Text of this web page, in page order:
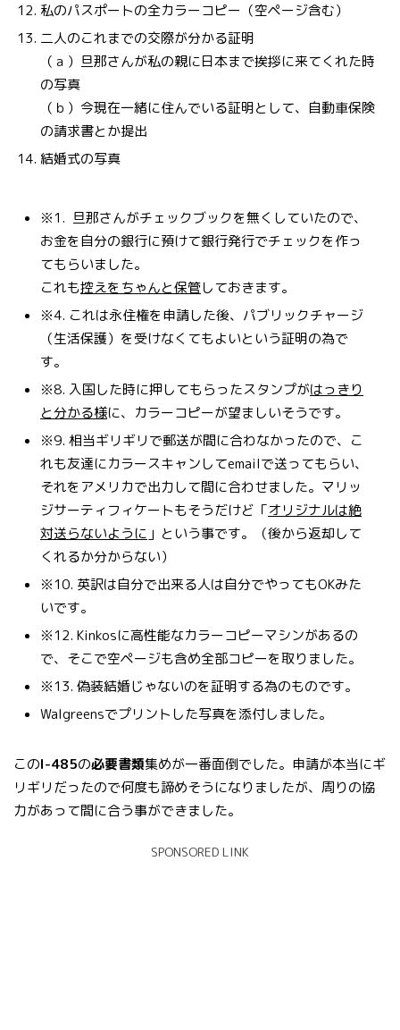
私のパスポートの全カラーコピー（空ページ含む）
二人のこれまでの交際が分かる証明
（ａ）旦那さんが私の親に日本まで挨拶に来てくれた時
の写真
（ｂ）今現在一緒に住んでいる証明として、自動車保険
の請求書とか提出
結婚式の写真
※1. 旦那さんがチェックブックを無くしていたので、
お金を自分の銀行に預けて銀行発行でチェックを作っ
てもらいました。
これも控えをちゃんと保管しておきます。
※4. これは永住権を申請した後、パブリックチャージ
（生活保護）を受けなくてもよいという証明の為で
す。
※8. 入国した時に押してもらったスタンプがはっきり
と分かる様に、カラーコピーが望ましいそうです。
※9. 相当ギリギリで郵送が間に合わなかったので、こ
れも友達にカラースキャンしてemailで送ってもらい、
それをアメリカで出力して間に合わせました。マリッ
ジサーティフィケートもそうだけど「オリジナルは絶
対送らないように 」という事です。（後から返却して
くれるか分からない）
※10. 英訳は自分で出来る人は自分でやってもOKみた
いです。
※12. Kinkosに高性能なカラーコピーマシンがあるの
で、そこで空ページも含め全部コピーを取りました。
※13. 偽装結婚じゃないのを証明する為のものです。
Walgreensでプリントした写真を添付しました。
このI-485の必要書類集めが一番面倒でした。申請が本当にギ
リギリだったので何度も諦めそうになりましたが、周りの協
力があって間に合う事ができました。
SPONSORED LINK